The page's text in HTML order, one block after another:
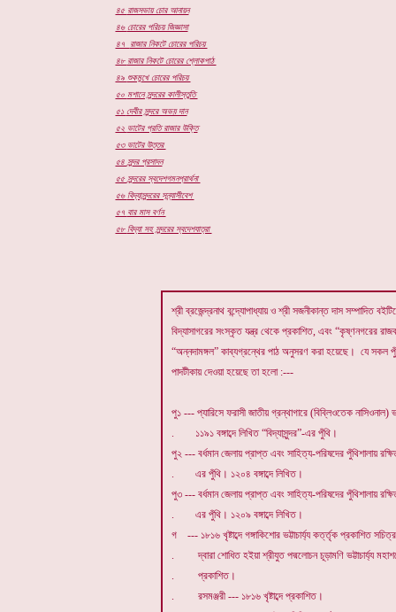
শ্রী ব্রজেন্দ্রনাথ বন্দ্যোপাধ্যায় ও শ্রী সজনীকান্ত দাস সম্পাদিত
বিদ্যাসাগরের সংস্কৃত যন্ত্র থেকে প্রকাশিত, এবং “কৃষ্ণনগরের
“অন্নদামঙ্গল” কাব্যগ্রন্থের পাঠ অনুসরণ করা হয়েছে। যে সকল
পাদটীকায় দেওয়া হয়েছে তা হলো :---
পু১ --- প্যারিসে ফরাসী জাতীয় গ্রন্থাগারে (বিব্লিওতেক নাসিওনাল)
. ১১৯১ বঙ্গাব্দে লিখিত “বিদ্যাসুন্দর”-এর পুঁথি।
পু২ --- বর্ধমান জেলায় প্রাপ্ত এবং সাহিত্য-পরিষদের পুঁথিশালায়
. এর পুঁথি। ১২০৪ বঙ্গাব্দে লিখিত।
পু৩ --- বর্ধমান জেলায় প্রাপ্ত এবং সাহিত্য-পরিষদের পুঁথিশালায়
. এর পুঁথি। ১২০৯ বঙ্গাব্দে লিখিত।
গ --- ১৮১৬ খৃষ্টাব্দে গঙ্গাকিশোর ভট্টাচার্য্য কর্ত্তৃক প্রকাশিত
. দ্বারা শোধিত হইয়া শ্রীযুত পদ্মলোচন চূড়ামণি ভট্টাচার্য্য
. প্রকাশিত।
. রসমঞ্জরী --- ১৮১৬ খৃষ্টাব্দে প্রকাশিত।
৪৫ রাজসভায় চোর আনায়ন
৪৬ চোরের পরিচয় জিজ্ঞাসা
৪৭
রাজার নিকটে চোরের পরিচয়
৪৮ রাজার নিকটে চোরের শ্লোকপাঠ
৪৯ শুকমুখে চোরের পরিচয়
৫০ মশানে সুন্দরের কালীস্তুতি
৫১ দেবীর সুন্দরে অভয় দান
৫২ ভাটের প্রতি রাজার উক্তি
৫৩ ভাটের উত্তর
৫৪ সুন্দর প্রসাদন
৫৫ সুন্দরের স্বদেশগমনপ্রার্থনা
৫৬ বিদ্যাসুন্দরের সন্ন্যাসীবেশ
৫৭ বার মাস বর্ণন
৫৮ বিদ্যা সহ সুন্দরের স্বদেশযাত্রা